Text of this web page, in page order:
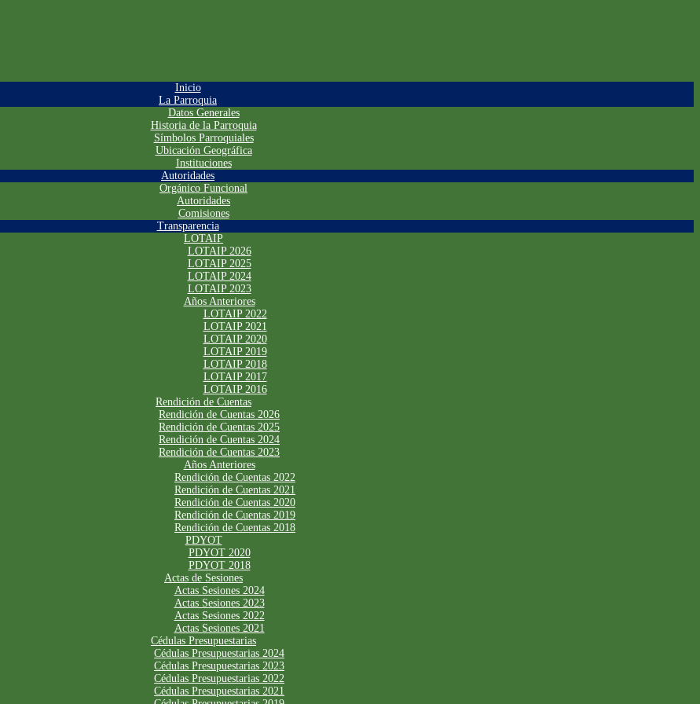
Inicio
La Parroquia
Datos Generales
Historia de la Parroquia
Símbolos Parroquiales
Ubicación Geográfica
Instituciones
Autoridades
Orgánico Funcional
Autoridades
Comisiones
Transparencia
LOTAIP
LOTAIP 2026
LOTAIP 2025
LOTAIP 2024
LOTAIP 2023
Años Anteriores
LOTAIP 2022
LOTAIP 2021
LOTAIP 2020
LOTAIP 2019
LOTAIP 2018
LOTAIP 2017
LOTAIP 2016
Rendición de Cuentas
Rendición de Cuentas 2026
Rendición de Cuentas 2025
Rendición de Cuentas 2024
Rendición de Cuentas 2023
Años Anteriores
Rendición de Cuentas 2022
Rendición de Cuentas 2021
Rendición de Cuentas 2020
Rendición de Cuentas 2019
Rendición de Cuentas 2018
PDYOT
PDYOT 2020
PDYOT 2018
Actas de Sesiones
Actas Sesiones 2024
Actas Sesiones 2023
Actas Sesiones 2022
Actas Sesiones 2021
Cédulas Presupuestarias
Cédulas Presupuestarias 2024
Cédulas Presupuestarias 2023
Cédulas Presupuestarias 2022
Cédulas Presupuestarias 2021